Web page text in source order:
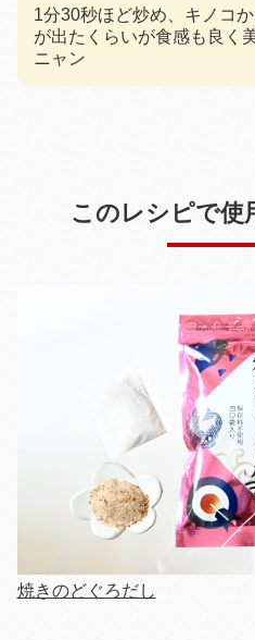
1分30秒ほど炒め、キノコ
が出たくらいが食感も良く
ニャン
このレシピで使
焼きのどぐろだし